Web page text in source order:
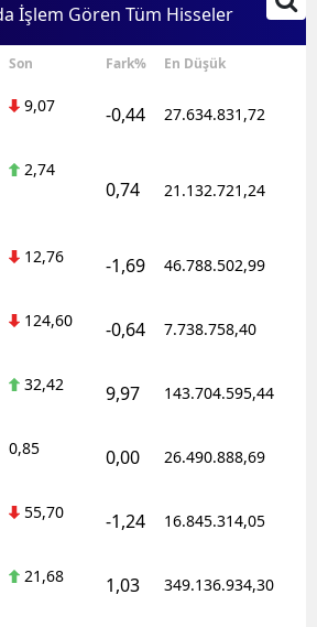
İşlem Gören Tüm Hisseler
Son Fark% En Düşük
9,07 -0,44 27.634.831,72
2,74
0,74 21.132.721,24
12,76 -1,69 46.788.502,99
124,60 -0,64 7.738.758,40
32,42 9,97 143.704.595,44
0,85 0,00 26.490.888,69
55,70 -1,24 16.845.314,05
21,68 1,03 349.136.934,30